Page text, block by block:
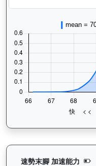
速勢末腳 加速能力